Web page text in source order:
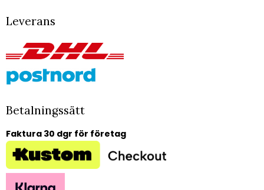
Leverans
Betalningssätt
Faktura 30 dgr för företag